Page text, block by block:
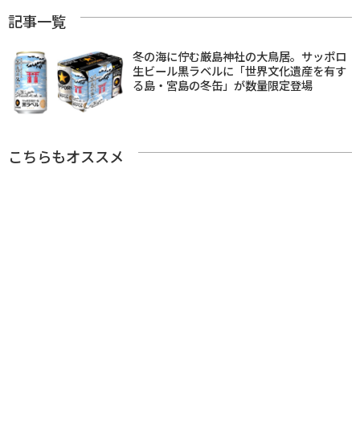
記事一覧
冬の海に佇む厳島神社の大鳥居。サッポロ
生ビール黒ラベルに「世界文化遺産を有す
る島・宮島の冬缶」が数量限定登場
こちらもオススメ